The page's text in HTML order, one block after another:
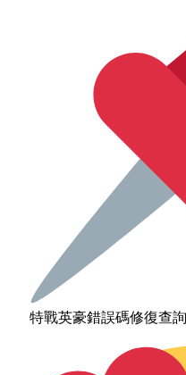
特戰英豪錯誤碼修復查詢